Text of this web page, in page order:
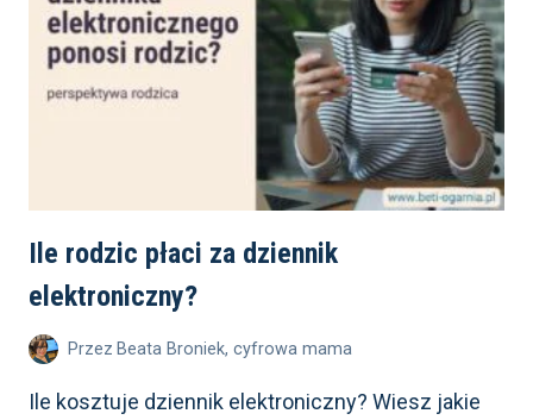
DO NASTOLATKA
Ile rodzic płaci za dziennik
elektroniczny?
Przez Beata Broniek, cyfrowa mama
Ile kosztuje dziennik elektroniczny? Wiesz jakie